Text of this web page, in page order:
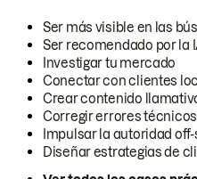
Ser más visible en las
Ser recomendado por la
Investigar tu mercado
Conectar con clientes
Crear contenido
Corregir errores técnicos
Impulsar la autoridad
Diseñar estrategias de